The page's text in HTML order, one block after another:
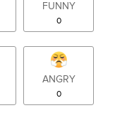
FUNNY
0
ANGRY
0